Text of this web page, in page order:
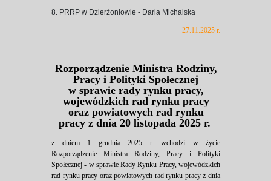
8. PRRP w Dzierżoniowie - Daria Michalska
27.11.2025 r.
Rozporządzenie Ministra Rodziny,
Pracy i Polityki Społecznej
w sprawie rady rynku pracy,
wojewódzkich rad rynku pracy
oraz powiatowych rad rynku
pracy z dnia 20 listopada 2025 r.
z dniem 1 grudnia 2025 r. wchodzi w życie
Rozporządzenie Ministra Rodziny, Pracy i Polityki
Społecznej - w sprawie Rady Rynku Pracy, wojewódzkich
rad rynku pracy oraz powiatowych rad rynku pracy z dnia